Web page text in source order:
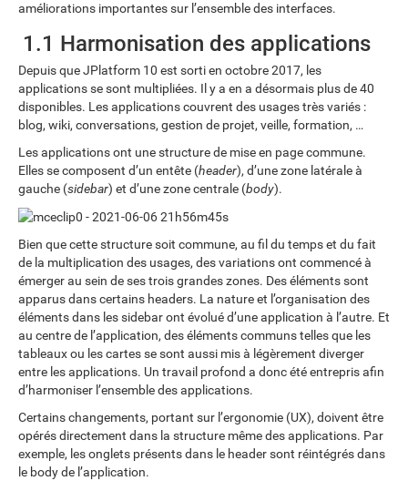
améliorations importantes sur l’ensemble des interfaces.
1.1 Harmonisation des applications
Depuis que JPlatform 10 est sorti en octobre 2017, les
applications se sont multipliées. Il y a en a désormais plus de 40
disponibles. Les applications couvrent des usages très variés :
blog, wiki, conversations, gestion de projet, veille, formation, …
Les applications ont une structure de mise en page commune.
Elles se composent d’un entête (header), d’une zone latérale à
gauche (sidebar) et d’une zone centrale (body).
Bien que cette structure soit commune, au fil du temps et du fait
de la multiplication des usages, des variations ont commencé à
émerger au sein de ses trois grandes zones. Des éléments sont
apparus dans certains headers. La nature et l’organisation des
éléments dans les sidebar ont évolué d’une application à l’autre. Et
au centre de l’application, des éléments communs telles que les
tableaux ou les cartes se sont aussi mis à légèrement diverger
entre les applications. Un travail profond a donc été entrepris afin
d’harmoniser l’ensemble des applications.
Certains changements, portant sur l’ergonomie (UX), doivent être
opérés directement dans la structure même des applications. Par
exemple, les onglets présents dans le header sont réintégrés dans
le body de l’application.